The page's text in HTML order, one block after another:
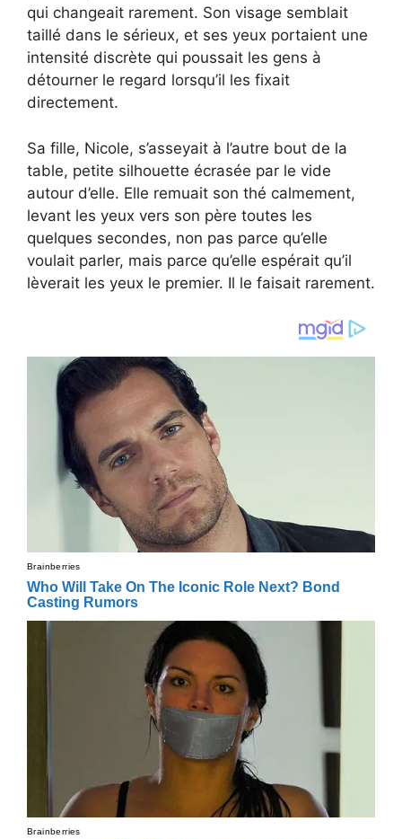
qui changeait rarement. Son visage semblait
taillé dans le sérieux, et ses yeux portaient une
intensité discrète qui poussait les gens à
détourner le regard lorsqu’il les fixait
directement.
Sa fille, Nicole, s’asseyait à l’autre bout de la
table, petite silhouette écrasée par le vide
autour d’elle. Elle remuait son thé calmement,
levant les yeux vers son père toutes les
quelques secondes, non pas parce qu’elle
voulait parler, mais parce qu’elle espérait qu’il
lèverait les yeux le premier. Il le faisait rarement.